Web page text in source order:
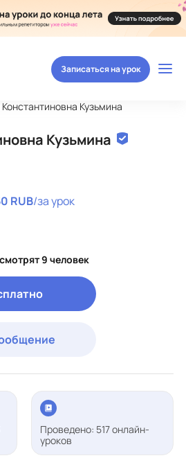
Записаться на урок
Кузьмина
Кузьмина
RUB/за урок
9 человек
Проведено: 517 онлайн-
уроков